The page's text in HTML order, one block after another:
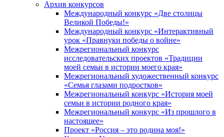
Архив конкурсов
Международный конкурс «Две столицы
Великой Победы!»
Международный конкурс «Интерактивный
урок «Правнуки победы о войне»
Межрегиональный конкурс
исследовательских проектов «Традиции
моей семьи в истории моего края»
Межрегиональный художественный конкурс
«Семья глазами подростков»
Межрегиональный конкурс «История моей
семьи в истории родного края»
Межрегиональный конкурс «Из прошлого в
настоящее»
Проект «Россия – это родина моя!»